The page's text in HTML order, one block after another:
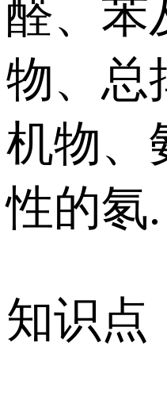
醛、苯
物、总
机物、
性的氡.
知识点